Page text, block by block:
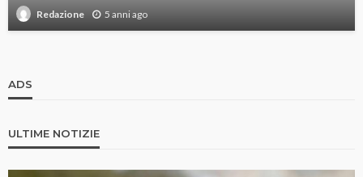
Redazione 5 anni ago
ADS
ULTIME NOTIZIE